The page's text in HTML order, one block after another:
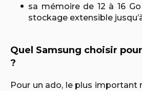
sa mémoire de 12 à 16
stockage extensible
Quel Samsung choisir
?
Pour un ado, le plus important